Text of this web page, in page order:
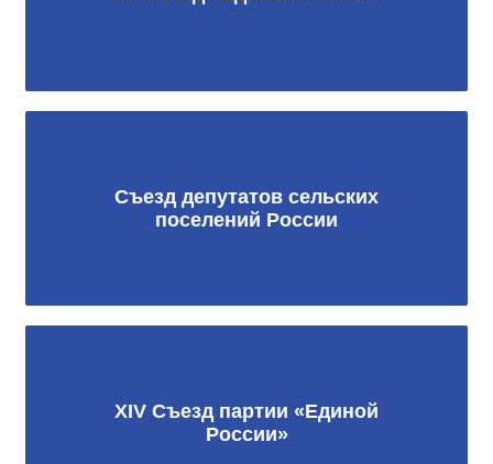
Съезд депутатов сельских
поселений России
XIV Съезд партии «Единой
России»